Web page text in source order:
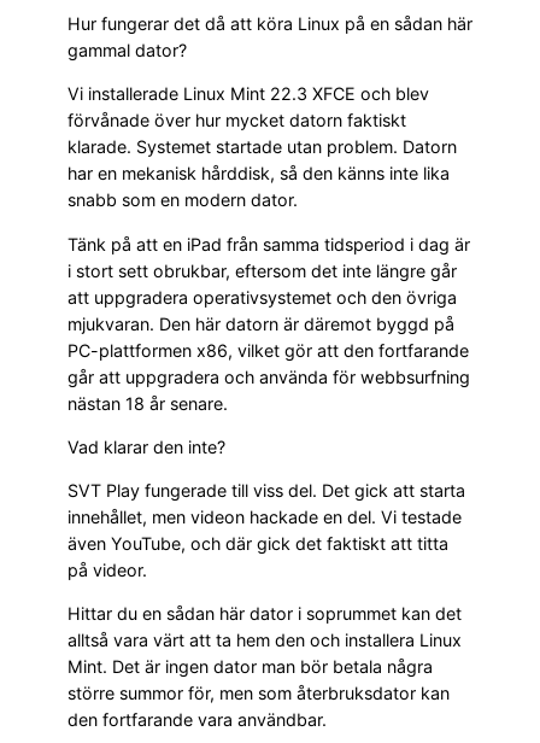
Hur fungerar det då att köra Linux på en sådan här
gammal dator?
Vi installerade Linux Mint 22.3 XFCE och blev
förvånade över hur mycket datorn faktiskt
klarade. Systemet startade utan problem. Datorn
har en mekanisk hårddisk, så den känns inte lika
snabb som en modern dator.
Tänk på att en iPad från samma tidsperiod i dag är
i stort sett obrukbar, eftersom det inte längre går
att uppgradera operativsystemet och den övriga
mjukvaran. Den här datorn är däremot byggd på
PC-plattformen x86, vilket gör att den fortfarande
går att uppgradera och använda för webbsurfning
nästan 18 år senare.
Vad klarar den inte?
SVT Play fungerade till viss del. Det gick att starta
innehållet, men videon hackade en del. Vi testade
även YouTube, och där gick det faktiskt att titta
på videor.
Hittar du en sådan här dator i soprummet kan det
alltså vara värt att ta hem den och installera Linux
Mint. Det är ingen dator man bör betala några
större summor för, men som återbruksdator kan
den fortfarande vara användbar.